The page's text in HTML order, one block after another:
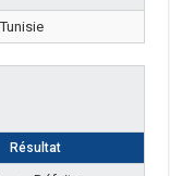
Résultat